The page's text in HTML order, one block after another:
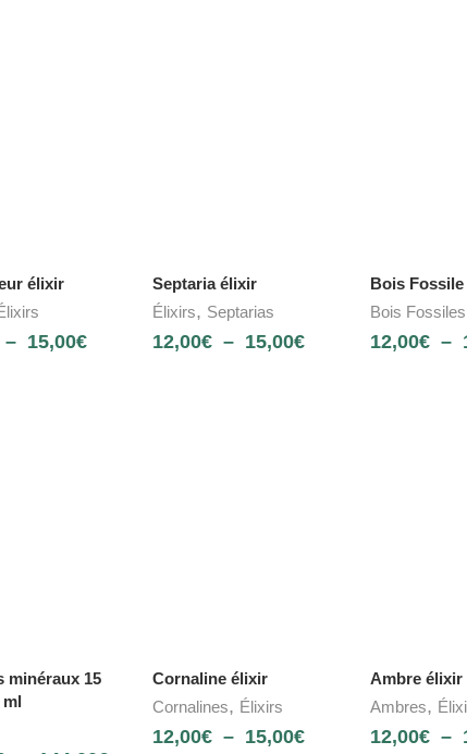
élixir
– 15,00€
Septaria élixir
Élixirs, Septarias
12,00€ – 15,00€
Bois
Bois Fossiles
12,00€ –
minéraux 15
ml
Cornaline élixir
Cornalines, Élixirs
12,00€ – 15,00€
Ambre élixir
Ambres,
12,00€ –